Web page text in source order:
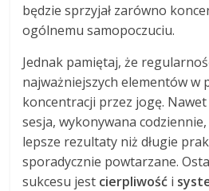
będzie sprzyjał zarówno
ogólnemu samopoczuciu.
Jednak pamiętaj, że
najważniejszych elementów w
koncentracji przez jogę.
sesja, wykonywana
lepsze rezultaty niż długie
sporadycznie powtarzane.
sukcesu jest cierpliwość i